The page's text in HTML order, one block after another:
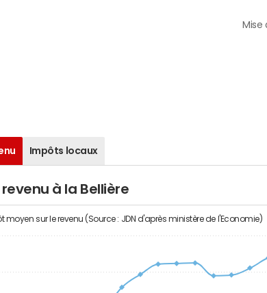
Mise
Impôts locaux
à la Bellière
moyen sur le revenu (Source : JDN d'après ministère de l'Economie)